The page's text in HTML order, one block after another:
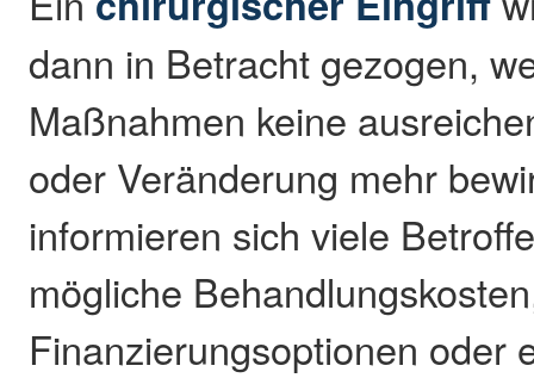
dann in Betracht gezogen,
Maßnahmen keine
oder Veränderung mehr
informieren sich viele
mögliche
Finanzierungsoptionen oder